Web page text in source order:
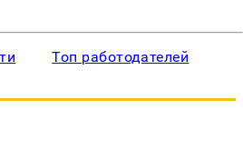
Топ работодателей